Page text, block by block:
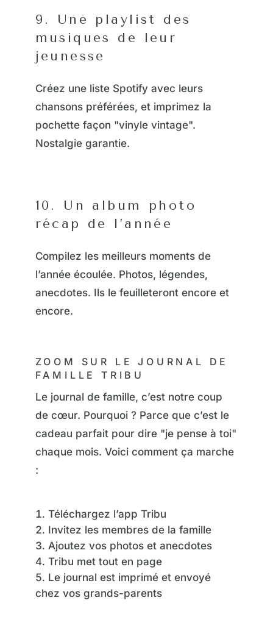
9. Une playlist des
musiques de leur
jeunesse
Créez une liste Spotify avec leurs
chansons préférées, et imprimez la
pochette façon "vinyle vintage".
Nostalgie garantie.
10. Un album photo
récap de l’année
Compilez les meilleurs moments de
l’année écoulée. Photos, légendes,
anecdotes. Ils le feuilleteront encore et
encore.
ZOOM SUR LE JOURNAL DE
FAMILLE TRIBU
Le journal de famille, c’est notre coup
de cœur. Pourquoi ? Parce que c’est le
cadeau parfait pour dire "je pense à toi"
chaque mois. Voici comment ça marche
:
Téléchargez l’app Tribu
Invitez les membres de la famille
Ajoutez vos photos et anecdotes
Tribu met tout en page
Le journal est imprimé et envoyé
chez vos grands-parents